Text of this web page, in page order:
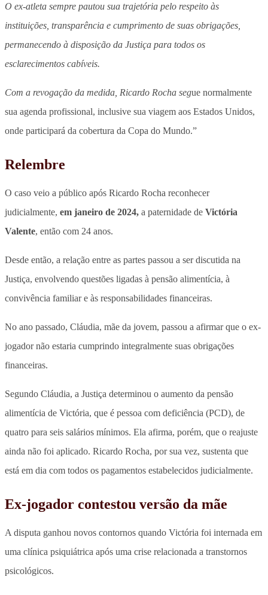
O ex-atleta sempre pautou sua trajetória pelo respeito às
instituições, transparência e cumprimento de suas obrigações,
permanecendo à disposição da Justiça para todos os
esclarecimentos cabíveis.
Com a revogação da medida, Ricardo Rocha segue normalmente
sua agenda profissional, inclusive sua viagem aos Estados Unidos,
onde participará da cobertura da Copa do Mundo.”
Relembre
O caso veio a público após Ricardo Rocha reconhecer
judicialmente, em janeiro de 2024, a paternidade de Victória
Valente, então com 24 anos.
Desde então, a relação entre as partes passou a ser discutida na
Justiça, envolvendo questões ligadas à pensão alimentícia, à
convivência familiar e às responsabilidades financeiras.
No ano passado, Cláudia, mãe da jovem, passou a afirmar que o ex-
jogador não estaria cumprindo integralmente suas obrigações
financeiras.
Segundo Cláudia, a Justiça determinou o aumento da pensão
alimentícia de Victória, que é pessoa com deficiência (PCD), de
quatro para seis salários mínimos. Ela afirma, porém, que o reajuste
ainda não foi aplicado. Ricardo Rocha, por sua vez, sustenta que
está em dia com todos os pagamentos estabelecidos judicialmente.
Ex-jogador contestou versão da mãe
A disputa ganhou novos contornos quando Victória foi internada em
uma clínica psiquiátrica após uma crise relacionada a transtornos
psicológicos.